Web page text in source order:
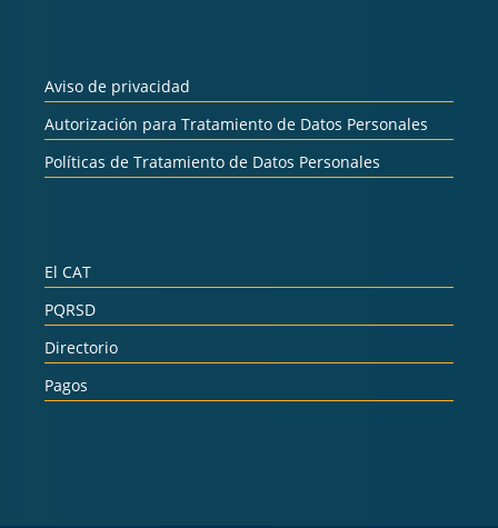
Aviso de privacidad
Autorización para Tratamiento de Datos Personales
Políticas de Tratamiento de Datos Personales
El CAT
PQRSD
Directorio
Pagos